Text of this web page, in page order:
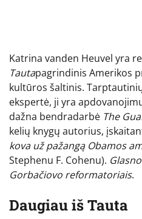
Katrina vanden Heuvel yra
Tautapagrindinis Amerikos
kultūros šaltinis.
ekspertė, ji yra
dažna bendradarbė The
kelių knygų autorius,
kova už pažangą Obamos
Stephenu F. Cohenu).
Gorbačiovo reformatoriais.
Daugiau išTauta